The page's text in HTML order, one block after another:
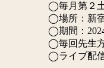
◯毎月第２
◯場所：新
◯期間：
◯毎回先生
◯ライブ配